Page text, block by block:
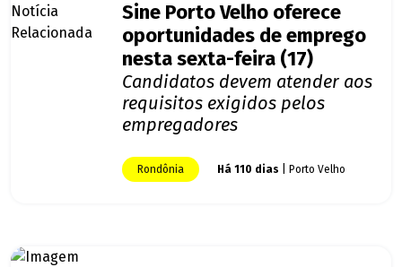
Sine Porto Velho oferece
oportunidades de emprego
nesta sexta-feira (17)
Candidatos devem atender aos
requisitos exigidos pelos
empregadores
Rondônia Há 110 dias | Porto Velho